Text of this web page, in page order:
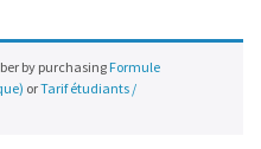
by purchasing Formule
orTarif étudiants /